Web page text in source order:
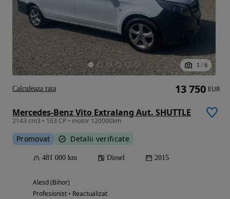
1 / 6
Mercedes-Benz Vito Extralang Aut. SHUTTLE
2143 cm3 • 163 CP • motor 120000km
Promovat Detalii verificate
481 000 km Diesel 2015
Alesd (Bihor)
Profesionist • Reactualizat
13 750 EUR
Calculeaza rata